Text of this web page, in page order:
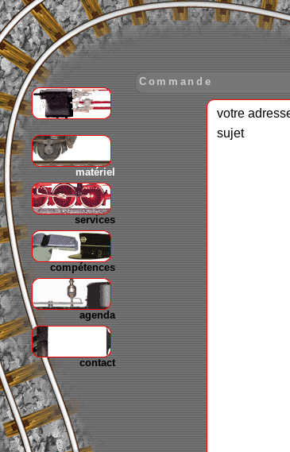
matériel
services
compétences
agenda
contact
Commande
votre
sujet